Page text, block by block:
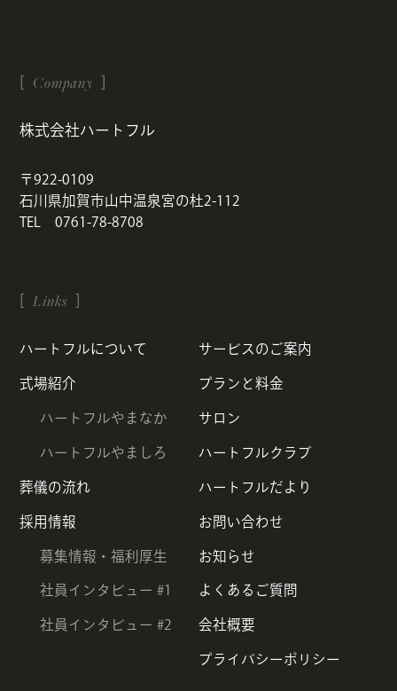
Company
株式会社ハートフル
〒922-0109
石川県加賀市山中温泉宮の杜2-112
TEL 0761-78-8708
Links
ハートフルについて
式場紹介
ハートフルやまなか
ハートフルやましろ
葬儀の流れ
サービスのご案内
プランと料金
サロン
ハートフルクラブ
ハートフルだより
採用情報
募集情報・福利厚生
社員インタビュー #1
社員インタビュー #2
お問い合わせ
お知らせ
よくあるご質問
会社概要
プライバシーポリシー